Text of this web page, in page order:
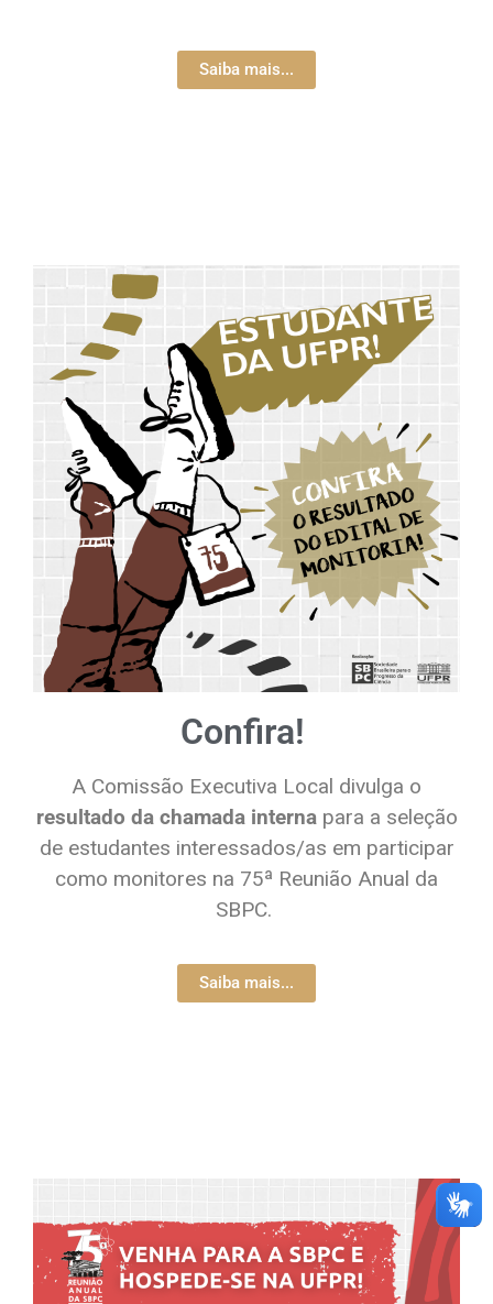
Saiba mais...
Confira!
A Comissão Executiva Local divulga o
resultado da chamada internapara a seleção
de estudantes interessados/as em participar
como monitores na 75ª Reunião Anual da
SBPC.
Saiba mais...